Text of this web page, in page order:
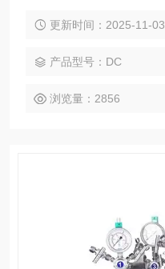
据采集等诸多控制功能
更新时间：2025-11-03
产品型号：DC
浏览量：2856